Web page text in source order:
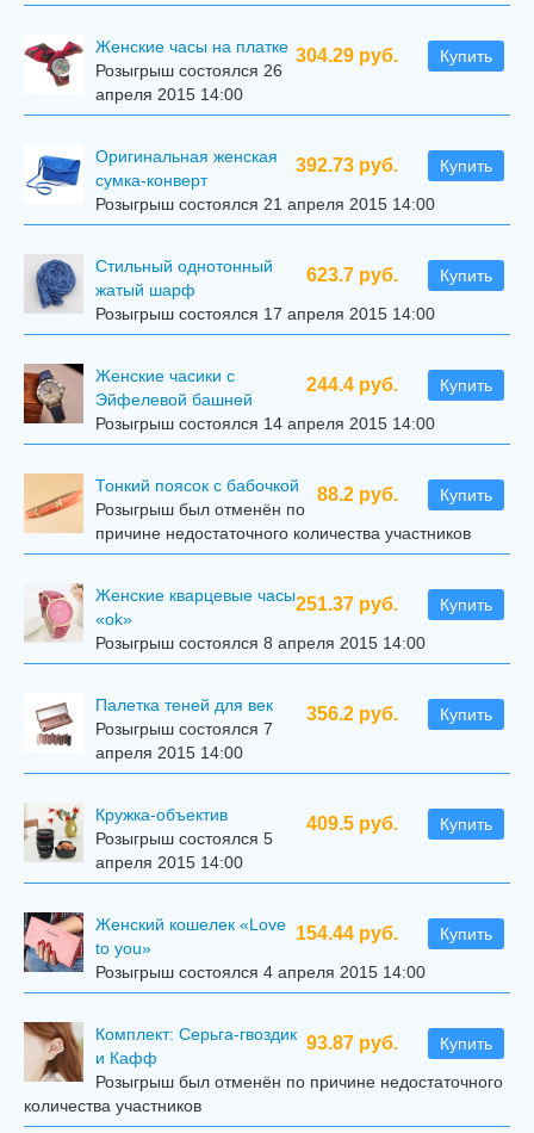
304.29 руб. Купить
Женские часы на платке
Розыгрыш состоялся 26
апреля 2015 14:00
392.73 руб. Купить
Оригинальная женская
сумка-конверт
Розыгрыш состоялся 21 апреля 2015 14:00
623.7 руб. Купить
Стильный однотонный
жатый шарф
Розыгрыш состоялся 17 апреля 2015 14:00
244.4 руб. Купить
Женские часики с
Эйфелевой башней
Розыгрыш состоялся 14 апреля 2015 14:00
88.2 руб. Купить
Тонкий поясок с бабочкой
Розыгрыш был отменён по
причине недостаточного количества участников
251.37 руб. Купить
Женские кварцевые часы
«ok»
Розыгрыш состоялся 8 апреля 2015 14:00
356.2 руб. Купить
Палетка теней для век
Розыгрыш состоялся 7
апреля 2015 14:00
409.5 руб. Купить
Кружка-объектив
Розыгрыш состоялся 5
апреля 2015 14:00
154.44 руб. Купить
Женский кошелек «Love
to you»
Розыгрыш состоялся 4 апреля 2015 14:00
93.87 руб. Купить
Комплект: Серьга-гвоздик
и Кафф
Розыгрыш был отменён по причине недостаточного
количества участников